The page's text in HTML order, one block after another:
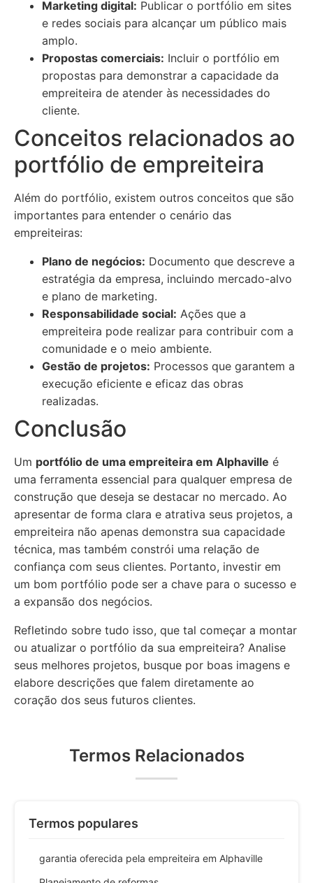
Marketing digital: Publicar o portfólio em sites
e redes sociais para alcançar um público mais
amplo.
Propostas comerciais: Incluir o portfólio em
propostas para demonstrar a capacidade da
empreiteira de atender às necessidades do
cliente.
Conceitos relacionados ao
portfólio de empreiteira
Além do portfólio, existem outros conceitos que são
importantes para entender o cenário das
empreiteiras:
Plano de negócios: Documento que descreve a
estratégia da empresa, incluindo mercado-alvo
e plano de marketing.
Responsabilidade social: Ações que a
empreiteira pode realizar para contribuir com a
comunidade e o meio ambiente.
Gestão de projetos: Processos que garantem a
execução eficiente e eficaz das obras
realizadas.
Conclusão
Um portfólio de uma empreiteira em Alphaville é
uma ferramenta essencial para qualquer empresa de
construção que deseja se destacar no mercado. Ao
apresentar de forma clara e atrativa seus projetos, a
empreiteira não apenas demonstra sua capacidade
técnica, mas também constrói uma relação de
confiança com seus clientes. Portanto, investir em
um bom portfólio pode ser a chave para o sucesso e
a expansão dos negócios.
Refletindo sobre tudo isso, que tal começar a montar
ou atualizar o portfólio da sua empreiteira? Analise
seus melhores projetos, busque por boas imagens e
elabore descrições que falem diretamente ao
coração dos seus futuros clientes.
Termos Relacionados
Termos populares
garantia oferecida pela empreiteira em Alphaville